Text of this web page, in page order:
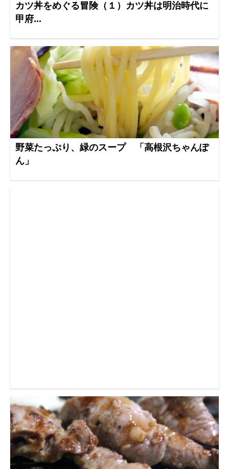
カツ丼をめぐる冒険（１）カツ丼は明治時代に
甲府...
野菜たっぷり、緑のスープ 「高根沢ちゃんぽ
ん」